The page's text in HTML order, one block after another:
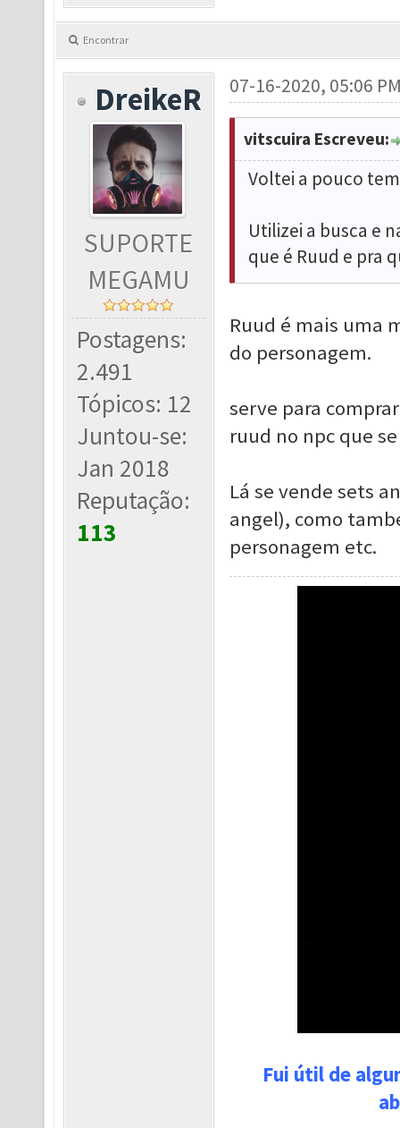
Encontrar
DreikeR
SUPORTE
MEGAMU
Postagens:
2.491
Tópicos: 12
Juntou-se:
Jan 2018
Reputação:
113
07-16-2020, 05:06
vitscuira Escreveu:
Voltei a pouco
Utilizei a busca e
que é Ruud e pra
Ruud é mais uma
do personagem.
serve para
ruud no npc que
Lá se vende sets
angel), como
personagem etc.
Fui útil de